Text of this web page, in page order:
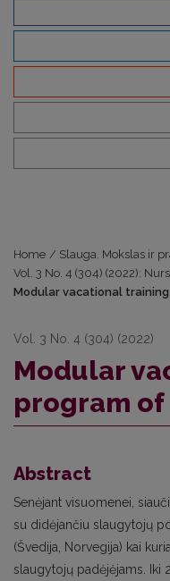
Home / Slauga. Mokslas ir
Vol. 3 No. 4 (304) (2022):
Modular vacational
Vol. 3 No. 4 (304) (2022)
Modular
program
Abstract
Senėjant visuomenei,
su didėjančiu slaugytojų
(Švedija, Norvegija) kai
slaugytojų padėjėjams. Iki